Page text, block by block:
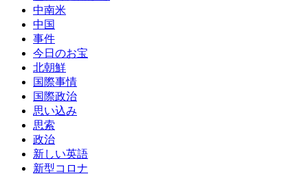
中南米
中国
事件
今日のお宝
北朝鮮
国際事情
国際政治
思い込み
思索
政治
新しい英語
新型コロナ